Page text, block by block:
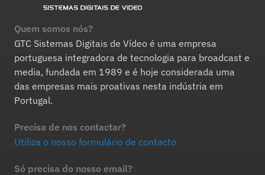
Quem somos nós?
GTC Sistemas Digitais de Vídeo é uma empresa
portuguesa integradora de tecnologia para broadcast e
media, fundada em 1989 e é hoje considerada uma
das empresas mais proativas nesta indústria em
Portugal.
Precisa de nos contactar?
Utiliza o nosso formulário de contacto
Só precisa do nosso email?